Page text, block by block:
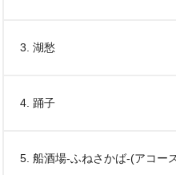
3. 湖愁
4. 踊子
5. 船酒場-ふねさかば-(アコー